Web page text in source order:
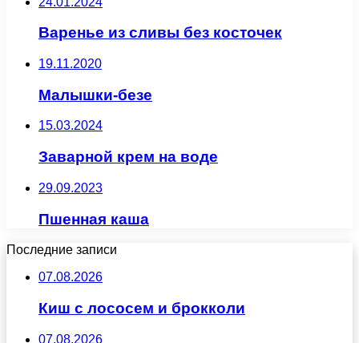
Варенье из сливы без косточек
19.11.2020
Малышки-безе
15.03.2024
Заварной крем на воде
29.09.2023
Пшенная каша
Последние записи
07.08.2026
Киш с лососем и брокколи
07.08.2026